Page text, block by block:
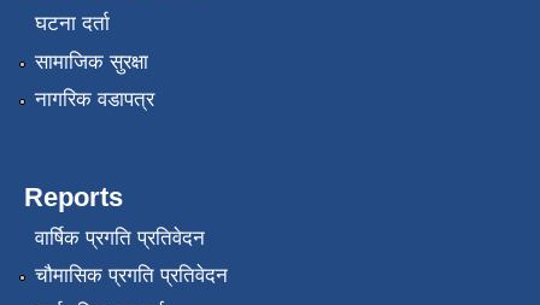
घटना दर्ता
सामाजिक सुरक्षा
नागरिक वडापत्र
Reports
वार्षिक प्रगति प्रतिवेदन
चौमासिक प्रगति प्रतिवेदन